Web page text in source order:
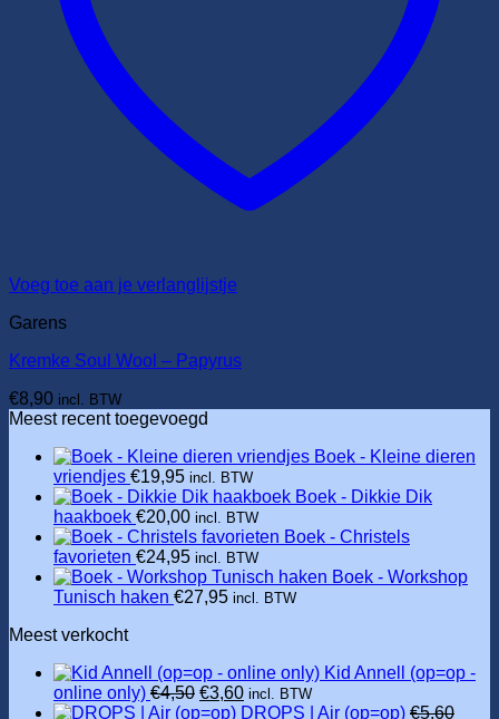
Voeg toe aan je verlanglijstje
Garens
Kremke Soul Wool – Papyrus
€8,90 incl. BTW
Meest recent toegevoegd
Boek - Kleine dieren
vriendjes €19,95 incl. BTW
Boek - Dikkie Dik
haakboek €20,00 incl. BTW
Boek - Christels
favorieten €24,95 incl. BTW
Boek - Workshop
Tunisch haken €27,95 incl. BTW
Meest verkocht
Kid Annell (op=op -
online only) €4,50 Oorspronkelijke
prijs
€3,60Huidige
prijs
incl. BTW
DROPS | Air (op=op) €5,60